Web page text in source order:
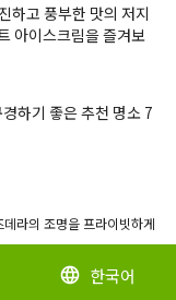
하고 풍부한 맛의 저지
아이스크림을 즐겨보
하기 좋은 추천 명소 7
라의 조명을 프라이빗하게 감
language 한국어